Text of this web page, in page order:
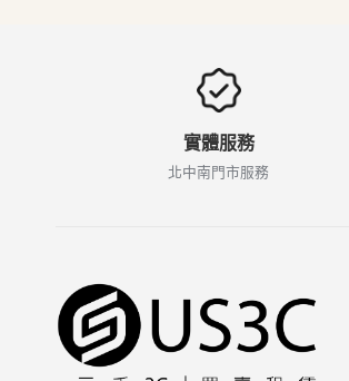
實體服務
北中南門市服務